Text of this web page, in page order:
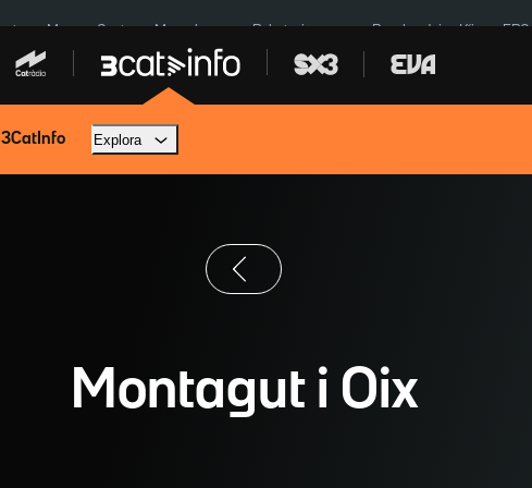
Menors Ceuta Mercabarna Robatoris coure Bombardejos Kíiv ERC
3CatInfo Explora
Montagut i Oix